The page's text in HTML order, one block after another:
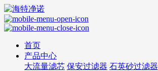
首页
产品中心
大流量滤芯 保安过滤器 石英砂过滤器